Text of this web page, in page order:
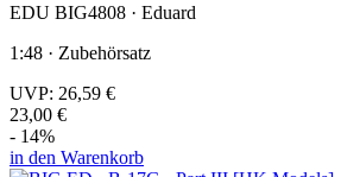
EDU BIG4808 · Eduard
1:48 · Zubehörsatz
UVP: 26,59 €
23,00 €
- 14%
in den Warenkorb